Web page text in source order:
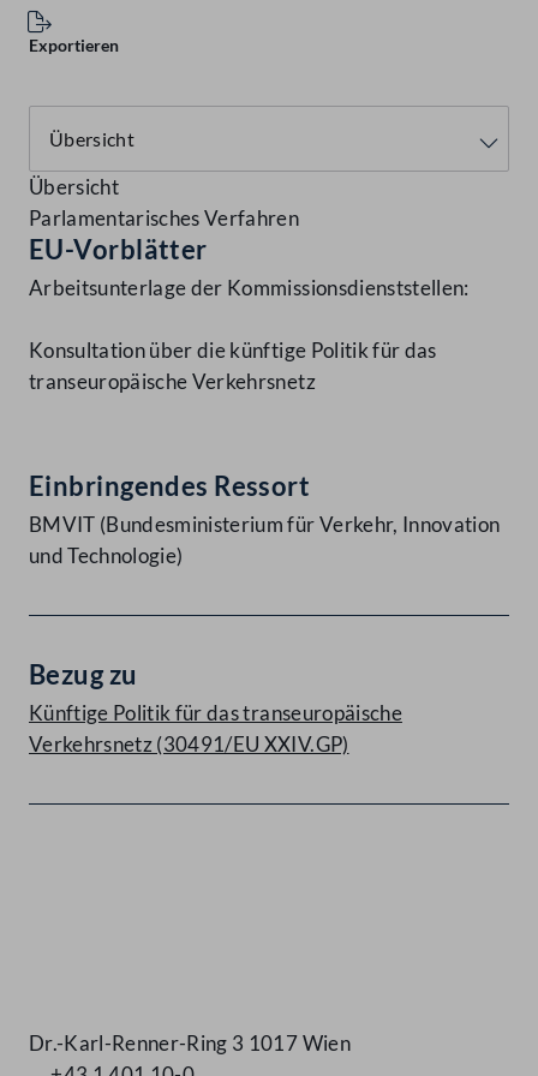
Exportieren
Übersicht
Parlamentarisches Verfahren
EU-Vorblätter
Arbeitsunterlage der Kommissionsdienststellen:
Konsultation über die künftige Politik für das
transeuropäische Verkehrsnetz
Einbringendes Ressort
BMVIT (Bundesministerium für Verkehr, Innovation
und Technologie)
Bezug zu
Künftige Politik für das transeuropäische
Verkehrsnetz (30491/EU XXIV.GP)
Dr.-Karl-Renner-Ring 3 1017 Wien